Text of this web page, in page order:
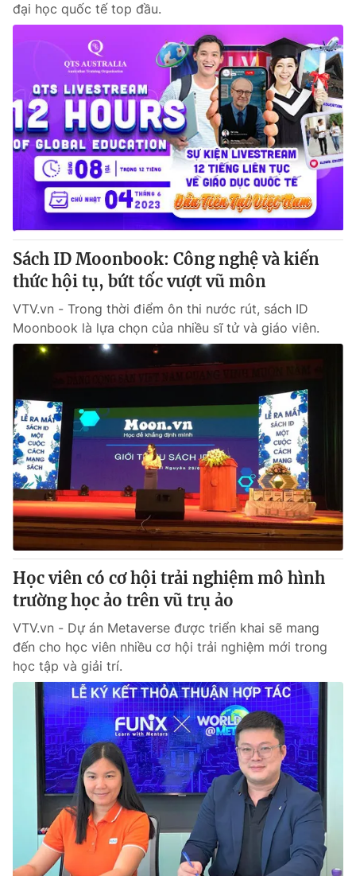
® Cấm sao chép dưới mọi hình thức nếu không có sự chấp
thuận bằng văn bản. Ghi rõ nguồn VTV.vn khi phát hành lại
thông tin từ website này.
đại học quốc tế top đầu.
Sách ID Moonbook: Công nghệ và kiến
thức hội tụ, bứt tốc vượt vũ môn
VTV.vn - Trong thời điểm ôn thi nước rút, sách ID
Moonbook là lựa chọn của nhiều sĩ tử và giáo viên.
Học viên có cơ hội trải nghiệm mô hình
trường học ảo trên vũ trụ ảo
VTV.vn - Dự án Metaverse được triển khai sẽ mang
đến cho học viên nhiều cơ hội trải nghiệm mới trong
học tập và giải trí.